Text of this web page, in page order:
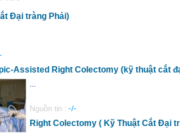
Đại tràng Phải)
Assisted Right Colectomy (kỹ thuật cắt
Nguồn tin : -/-
Right Colectomy ( Kỹ Thuật Cắt Đại